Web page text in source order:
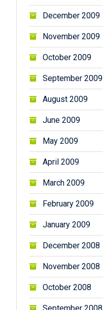
December 2009
November 2009
October 2009
September 2009
August 2009
June 2009
May 2009
April 2009
March 2009
February 2009
January 2009
December 2008
November 2008
October 2008